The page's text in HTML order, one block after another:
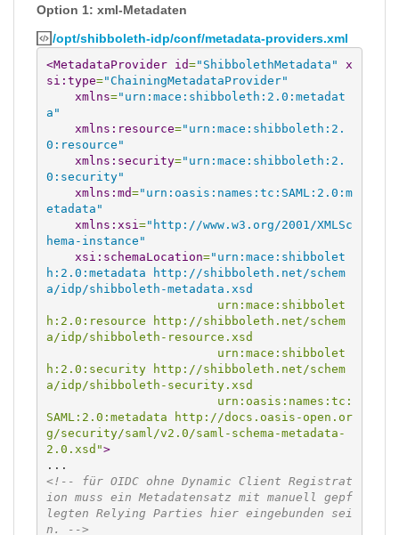
Option 1: xml-Metadaten
/opt/shibboleth-idp/conf/metadata-providers.xml
<MetadataProvider id="ShibbolethMetadata"
x
si:type="ChainingMetadataProvider"
xmlns="urn:mace:shibboleth:2.0:metadat
a"
xmlns:resource="urn:mace:shibboleth:2.
0:resource"
xmlns:security="urn:mace:shibboleth:2.
0:security"
xmlns:md="urn:oasis:names:tc:SAML:2.0:m
etadata"
xmlns:xsi ="http://www.w3.org/2001/XMLSc
hema-instance"
xsi:schemaLocation="urn:mace:shibbolet
h:2.0:metadata http://shibboleth.net/schem
a/idp/shibboleth-metadata.xsd
h:2.0:resource http://shibboleth.net/schem
a/idp/shibboleth-resource.xsd
h:2.0:security http://shibboleth.net/schem
a/idp/shibboleth-security.xsd
SAML:2.0:metadata http://docs.oasis-open.or
g/security/saml/v2.0/saml-schema-metadata-
2.0.xsd">
<!-- für OIDC ohne Dynamic Client Registrat
ion muss ein Metadatensatz mit manuell gepf
legten Relying Parties hier eingebunden sei
n. -->